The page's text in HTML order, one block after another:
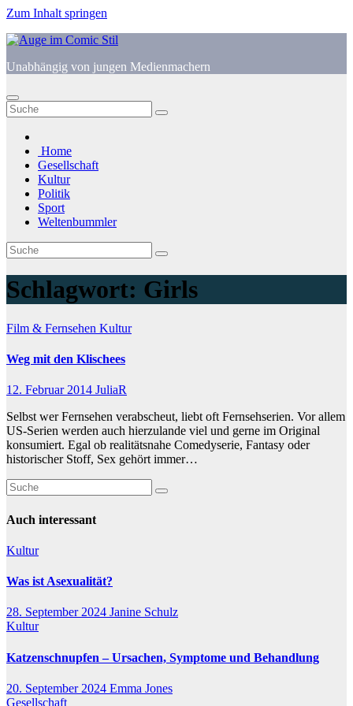
Zum Inhalt springen
Unabhängig von jungen Medienmachern
Home
Gesellschaft
Kultur
Politik
Sport
Weltenbummler
Schlagwort: Girls
Film & Fernsehen Kultur
Weg mit den Klischees
12. Februar 2014 JuliaR
Selbst wer Fernsehen verabscheut, liebt oft Fernsehserien. Vor allem
US-Serien werden auch hierzulande viel und gerne im Original
konsumiert. Egal ob realitätsnahe Comedyserie, Fantasy oder
historischer Stoff, Sex gehört immer…
Auch interessant
Kultur
Was ist Asexualität?
28. September 2024 Janine Schulz
Kultur
Katzenschnupfen – Ursachen, Symptome und Behandlung
20. September 2024 Emma Jones
Gesellschaft